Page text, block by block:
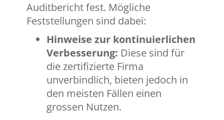
Auditbericht fest. Mögliche
Feststellungen sind dabei:
Hinweise zur kontinuierlichen
Verbesserung: Diese sind für
die zertifizierte Firma
unverbindlich, bieten jedoch in
den meisten Fällen einen
grossen Nutzen.